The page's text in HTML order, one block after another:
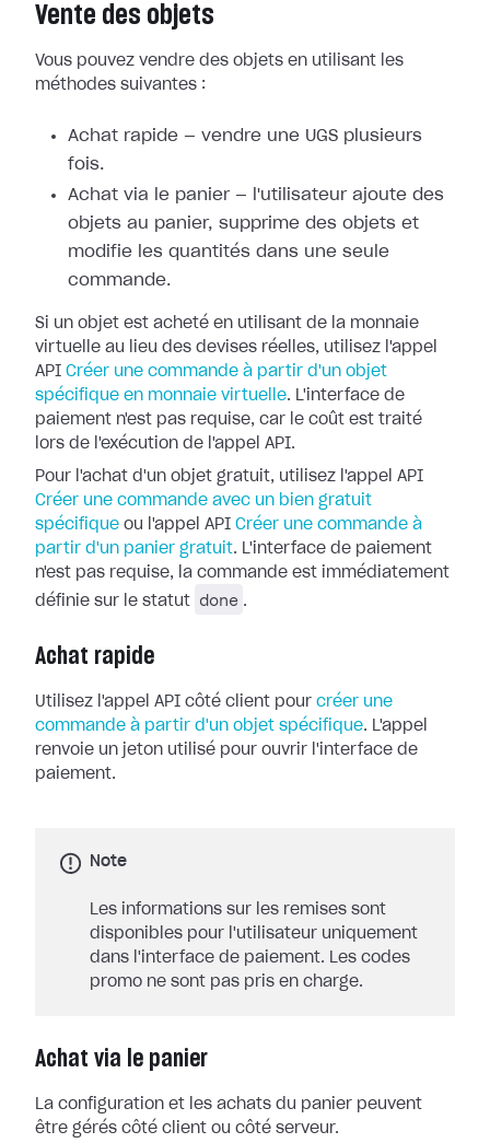
Vente des objets
Vous pouvez vendre des objets en utilisant les
méthodes suivantes :
Achat rapide — vendre une UGS plusieurs
fois.
Achat via le panier — l'utilisateur ajoute des
objets au panier, supprime des objets et
modifie les quantités dans une seule
commande.
Si un objet est acheté en utilisant de la monnaie
virtuelle au lieu des devises réelles, utilisez l'appel
API Créer une commande à partir d'un objet
spécifique en monnaie virtuelle. L'interface de
paiement n'est pas requise, car le coût est traité
lors de l'exécution de l'appel API.
Pour l'achat d'un objet gratuit, utilisez l'appel API
Créer une commande avec un bien gratuit
spécifique ou l'appel API Créer une commande à
partir d'un panier gratuit. L'interface de paiement
n'est pas requise, la commande est immédiatement
définie sur le statut
done .
Achat rapide
Utilisez l'appel API côté client pour créer une
commande à partir d'un objet spécifique. L'appel
renvoie un jeton utilisé pour ouvrir l'interface de
paiement.
Note
Les informations sur les remises sont
disponibles pour l'utilisateur uniquement
dans l'interface de paiement. Les codes
promo ne sont pas pris en charge.
Achat via le panier
La configuration et les achats du panier peuvent
être gérés côté client ou côté serveur.